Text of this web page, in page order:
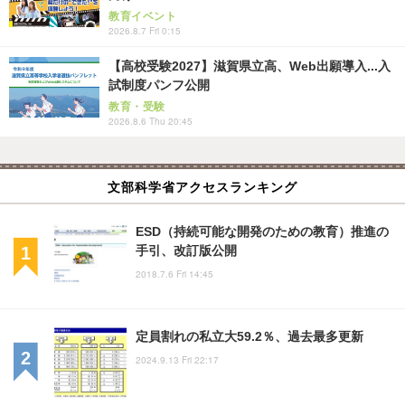
教育イベント
2026.8.7 Fri 0:15
【高校受験2027】滋賀県立高、Web出願導入...入
試制度パンフ公開
教育・受験
2026.8.6 Thu 20:45
文部科学省アクセスランキング
ESD（持続可能な開発のための教育）推進の
手引、改訂版公開
2018.7.6 Fri 14:45
定員割れの私立大59.2％、過去最多更新
2024.9.13 Fri 22:17